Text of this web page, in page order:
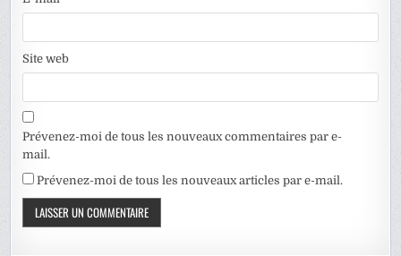
Site web
Prévenez-moi de tous les nouveaux commentaires par e-
mail.
Prévenez-moi de tous les nouveaux articles par e-mail.